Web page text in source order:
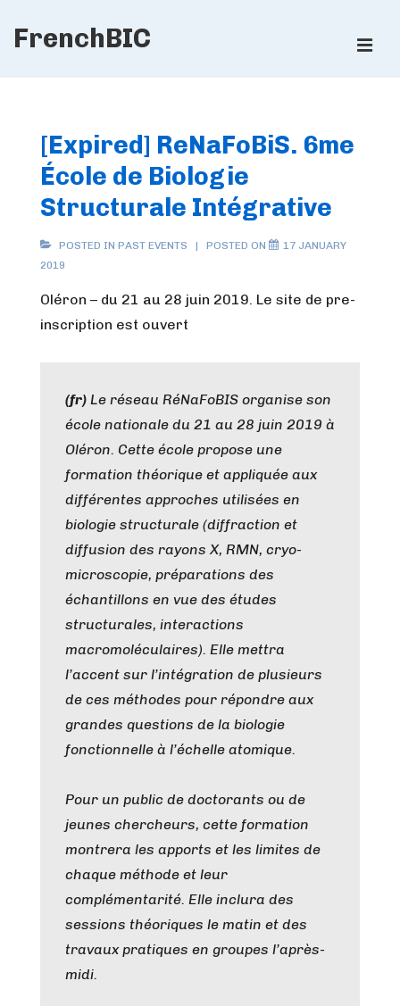
SkipFrenchBIC
[Expired] ReNaFoBiS. 6me
École de Biologie
Structurale Intégrative
POSTED IN PAST EVENTS POSTED ON
17 JANUARY
2019
Oléron – du 21 au 28 juin 2019. Le site de pre-
inscription est ouvert
(fr) Le réseau RéNaFoBIS organise son
école nationale du 21 au 28 juin 2019 à
Oléron. Cette école propose une
formation théorique et appliquée aux
différentes approches utilisées en
biologie structurale (diffraction et
diffusion des rayons X, RMN, cryo-
microscopie, préparations des
échantillons en vue des études
structurales, interactions
macromoléculaires). Elle mettra
l’accent sur l’intégration de plusieurs
de ces méthodes pour répondre aux
grandes questions de la biologie
fonctionnelle à l’échelle atomique.
Pour un public de doctorants ou de
jeunes chercheurs, cette formation
montrera les apports et les limites de
chaque méthode et leur
complémentarité. Elle inclura des
sessions théoriques le matin et des
travaux pratiques en groupes l’après-
midi.